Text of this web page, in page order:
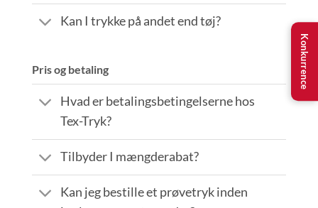
Kan I trykke på andet end tøj?
Pris og betaling
Hvad er betalingsbetingelserne hos
Tex-Tryk?
Tilbyder I mængderabat?
Kan jeg bestille et prøvetryk inden
Konkurrence